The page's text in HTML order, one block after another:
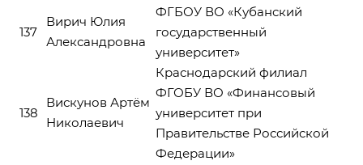
137
Вирич Юлия
Александровна
ФГБОУ ВО «Кубанский
государственный
университет»
138
Вискунов Артём
Николаевич
Краснодарский филиал
ФГОБУ ВО «Финансовый
университет при
Правительстве Российской
Федерации»